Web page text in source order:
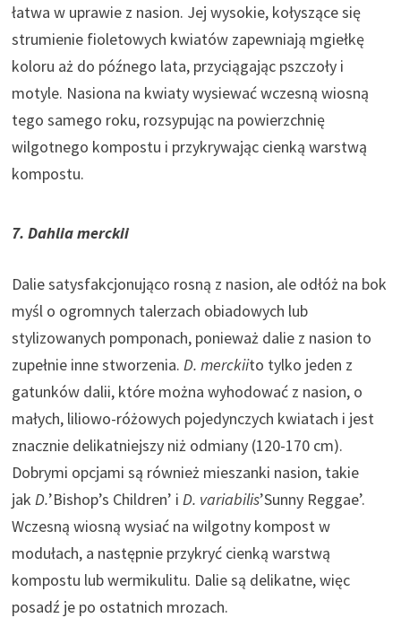
łatwa w uprawie z nasion. Jej wysokie, kołyszące się
strumienie fioletowych kwiatów zapewniają mgiełkę
koloru aż do późnego lata, przyciągając pszczoły i
motyle. Nasiona na kwiaty wysiewać wczesną wiosną
tego samego roku, rozsypując na powierzchnię
wilgotnego kompostu i przykrywając cienką warstwą
kompostu.
7. Dahlia merckii
Dalie satysfakcjonująco rosną z nasion, ale odłóż na bok
myśl o ogromnych talerzach obiadowych lub
stylizowanych pomponach, ponieważ dalie z nasion to
zupełnie inne stworzenia.D. merckiito tylko jeden z
gatunków dalii, które można wyhodować z nasion, o
małych, liliowo-różowych pojedynczych kwiatach i jest
znacznie delikatniejszy niż odmiany (120-170 cm).
Dobrymi opcjami są również mieszanki nasion, takie
jakD.’Bishop’s Children’ iD. variabilis’Sunny Reggae’.
Wczesną wiosną wysiać na wilgotny kompost w
modułach, a następnie przykryć cienką warstwą
kompostu lub wermikulitu. Dalie są delikatne, więc
posadź je po ostatnich mrozach.